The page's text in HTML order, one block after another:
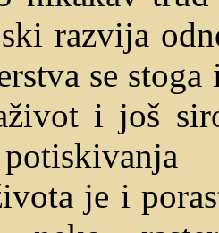
razvija
se
i još
je i